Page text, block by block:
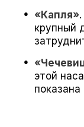
«Капля»
крупный
этой
показана